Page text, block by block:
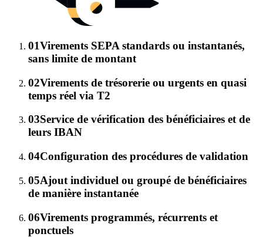
01Virements SEPA standards ou instantanés,
sans limite de montant
02Virements de trésorerie ou urgents en quasi
temps réel via T2
03Service de vérification des bénéficiaires et de
leurs IBAN
04Configuration des procédures de validation
05Ajout individuel ou groupé de bénéficiaires
de manière instantanée
06Virements programmés, récurrents et
ponctuels